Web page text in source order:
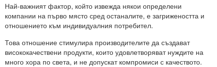
Най-важният фактор, който извежда някои определени
компании на първо място сред останалите, е загрижеността и
отношението към индивидуалния потребител.
Това отношение стимулира производителите да създават
висококачествени продукти, които удовлетворяват нуждите на
много хора по света, и не допускат компромиси с качеството.